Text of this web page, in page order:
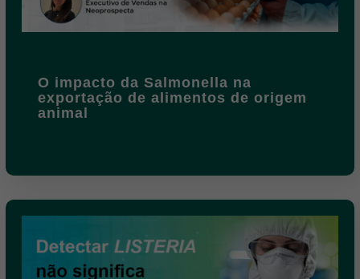
O impacto da Salmonella na
exportação de alimentos de origem
animal